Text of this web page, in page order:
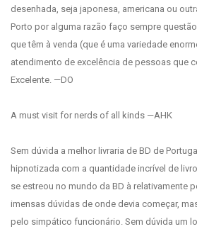
desenhada, seja japonesa, americana ou
Porto por alguma razão faço sempre
que têm à venda (que é uma variedade
atendimento de excelência de pessoas que
Excelente. —DO
A must visit for nerds of all kinds —AHK
Sem dúvida a melhor livraria de BD de
hipnotizada com a quantidade incrível de
se estreou no mundo da BD à relativamente
imensas dúvidas de onde devia começar,
pelo simpático funcionário. Sem dúvida um